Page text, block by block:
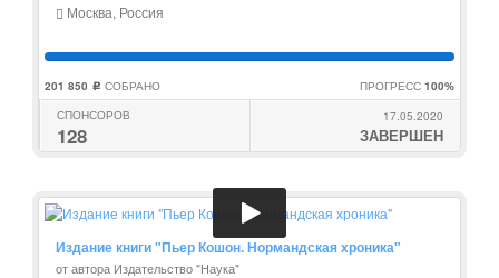
Москва, Россия
201 850 c СОБРАНО ПРОГРЕСС 100%
СПОНСОРОВ
128
17.05.2020
ЗАВЕРШЕН
Издание книги "Пьер Кошон. Нормандская хроника"
от автора Издательство "Наука"